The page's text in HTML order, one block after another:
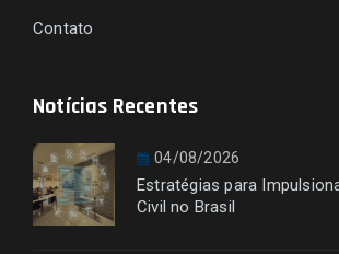
Contato
Notícias Recentes
04/08/2026
Estratégias para
Civil no Brasil